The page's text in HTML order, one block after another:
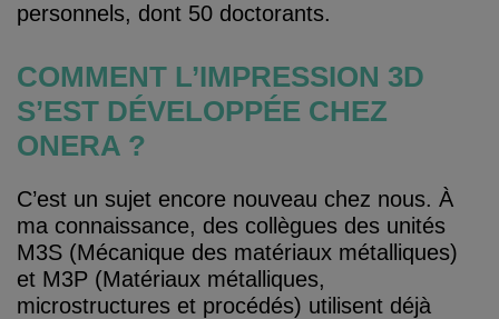
personnels, dont 50 doctorants.
COMMENT L’IMPRESSION 3D
S’EST DÉVELOPPÉE CHEZ
ONERA ?
C’est un sujet encore nouveau chez nous. À
ma connaissance, des collègues des unités
M3S (Mécanique des matériaux métalliques)
et M3P (Matériaux métalliques,
microstructures et procédés) utilisent déjà